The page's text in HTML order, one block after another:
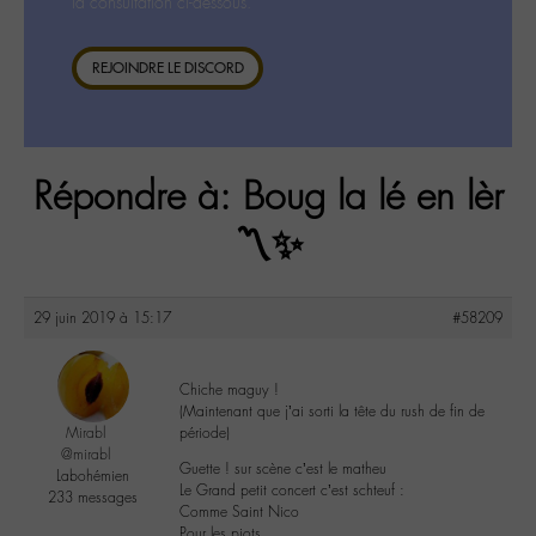
REJOINDRE LE DISCORD
Répondre à: Boug la lé en lèr
〽️✨
29 juin 2019 à 15:17 #58209
Mirabl
@mirabl
Labohémien
233 messages
Chiche maguy !
(Maintenant que j’ai sorti la tête du rush de fin de
période)
Guette ! sur scène c’est le matheu
Le Grand petit concert c’est schteuf :
Comme Saint Nico